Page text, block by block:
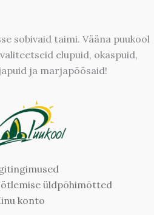
sobivaid taimi. Vääna puukool
elupuid, okaspuid,
ja marjapõõsaid!
üldpõhimõtted
konto